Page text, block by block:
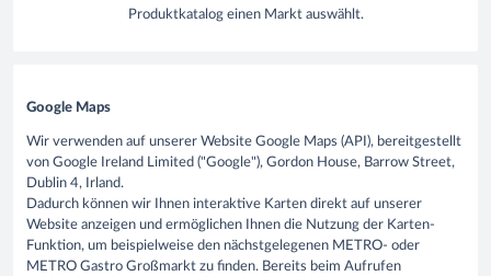
Produktkatalog einen Markt auswählt.
Google Maps
Wir verwenden auf unserer Website Google Maps (API), bereitgestellt
von Google Ireland Limited ("Google"), Gordon House, Barrow Street,
Dublin 4, Irland.
Dadurch können wir Ihnen interaktive Karten direkt auf unserer
Website anzeigen und ermöglichen Ihnen die Nutzung der Karten-
Funktion, um beispielweise den nächstgelegenen METRO- oder
METRO Gastro Großmarkt zu finden. Bereits beim Aufrufen